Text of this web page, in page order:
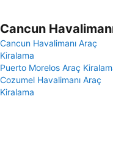
Cancun
Cancun Havalimanı Araç
Kiralama
Puerto Morelos Araç
Cozumel Havalimanı Araç
Kiralama